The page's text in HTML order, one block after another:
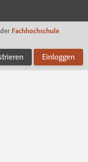
Fachhochschule
Einloggen